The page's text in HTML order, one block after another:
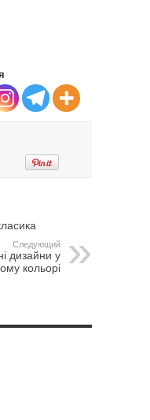
Следующий
дизайни у
кольорі